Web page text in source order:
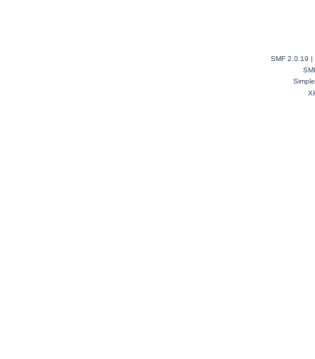
SMF 2.0.19 |